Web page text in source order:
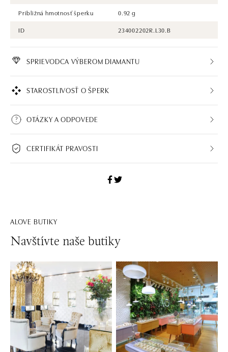
Približná hmotnosť šperku
0.92 g
ID
234002202R.L30.B
SPRIEVODCA VÝBEROM DIAMANTU
STAROSTLIVOSŤ O ŠPERK
OTÁZKY A ODPOVEDE
CERTIFIKÁT PRAVOSTI
ALOVE BUTIKY
Navštívte naše butiky